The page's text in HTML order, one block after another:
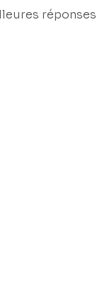
réponses